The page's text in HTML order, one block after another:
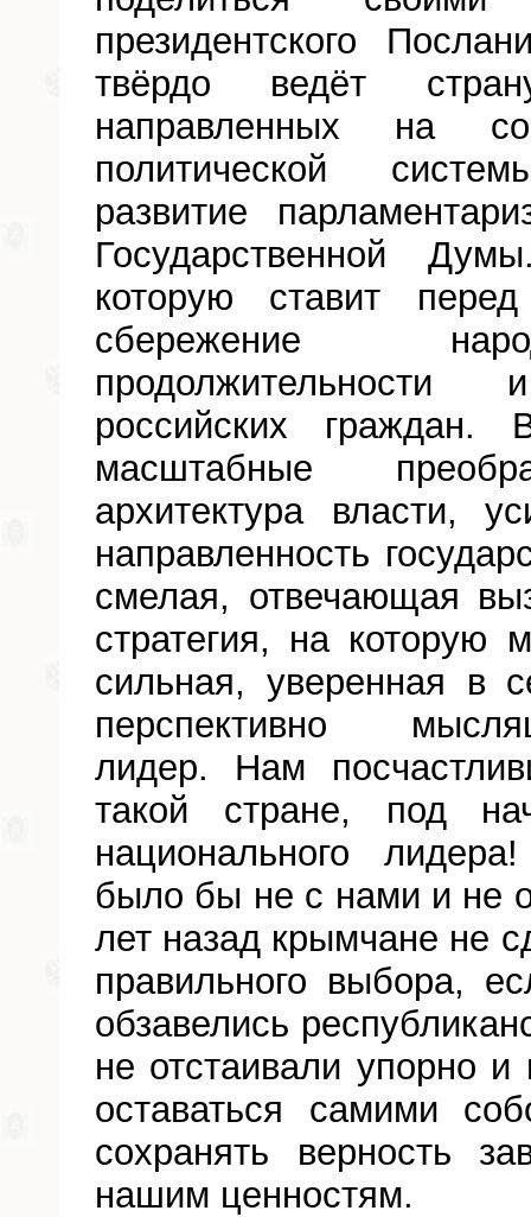
президентского
твёрдо ведёт
направленных на
политической
развитие
Государственной
которую ставит
сбережение
российских граждан.
масштабные
архитектура власти,
направленность
смелая, отвечающая
стратегия, на которую
сильная, уверенная в
перспективно
лидер. Нам
такой стране, под
национального
было бы не с нами и не
лет назад крымчане не
правильного выбора,
обзавелись
не отстаивали упорно и
оставаться самими
сохранять верность
нашим ценностям.